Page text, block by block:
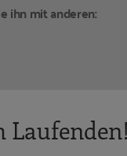
ihn mit anderen:
Laufenden!